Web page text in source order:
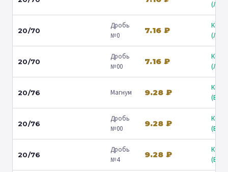
20/70
Дробь
№0
7.16 ₽
20/70
Дробь
№00
7.16 ₽
20/76 Магнум 9.28 ₽
20/76
Дробь
№00
9.28 ₽
20/76
Дробь
№4
9.28 ₽